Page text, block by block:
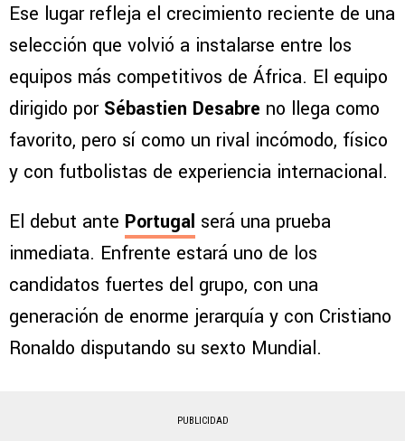
Ese lugar refleja el crecimiento reciente de una
selección que volvió a instalarse entre los
equipos más competitivos de África. El equipo
dirigido por Sébastien Desabre no llega como
favorito, pero sí como un rival incómodo, físico
y con futbolistas de experiencia internacional.
El debut ante Portugal será una prueba
inmediata. Enfrente estará uno de los
candidatos fuertes del grupo, con una
generación de enorme jerarquía y con Cristiano
Ronaldo disputando su sexto Mundial.
PUBLICIDAD